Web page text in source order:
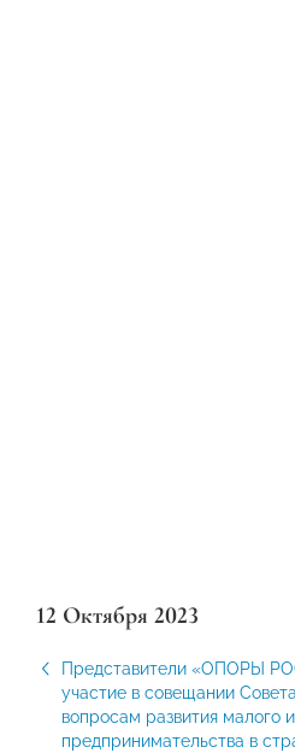
12 Октября 2023
Представители «ОПОРЫ
участие в совещании
вопросам развития малого
предпринимательства в